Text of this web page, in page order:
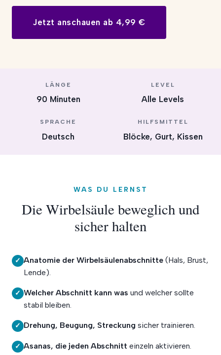
Jetzt anschauen ab 4,99 €
LÄNGE
90 Minuten
LEVEL
Alle Levels
SPRACHE
Deutsch
HILFSMITTEL
Blöcke, Gurt, Kissen
WAS DU LERNST
Die Wirbelsäule beweglich und
sicher halten
✓ Anatomie der Wirbelsäulenabschnitte (Hals, Brust,
Lende).
✓ Welcher Abschnitt kann was und welcher sollte
stabil bleiben.
✓ Drehung, Beugung, Streckung sicher trainieren.
✓ Asanas, die jeden Abschnitt einzeln aktivieren.